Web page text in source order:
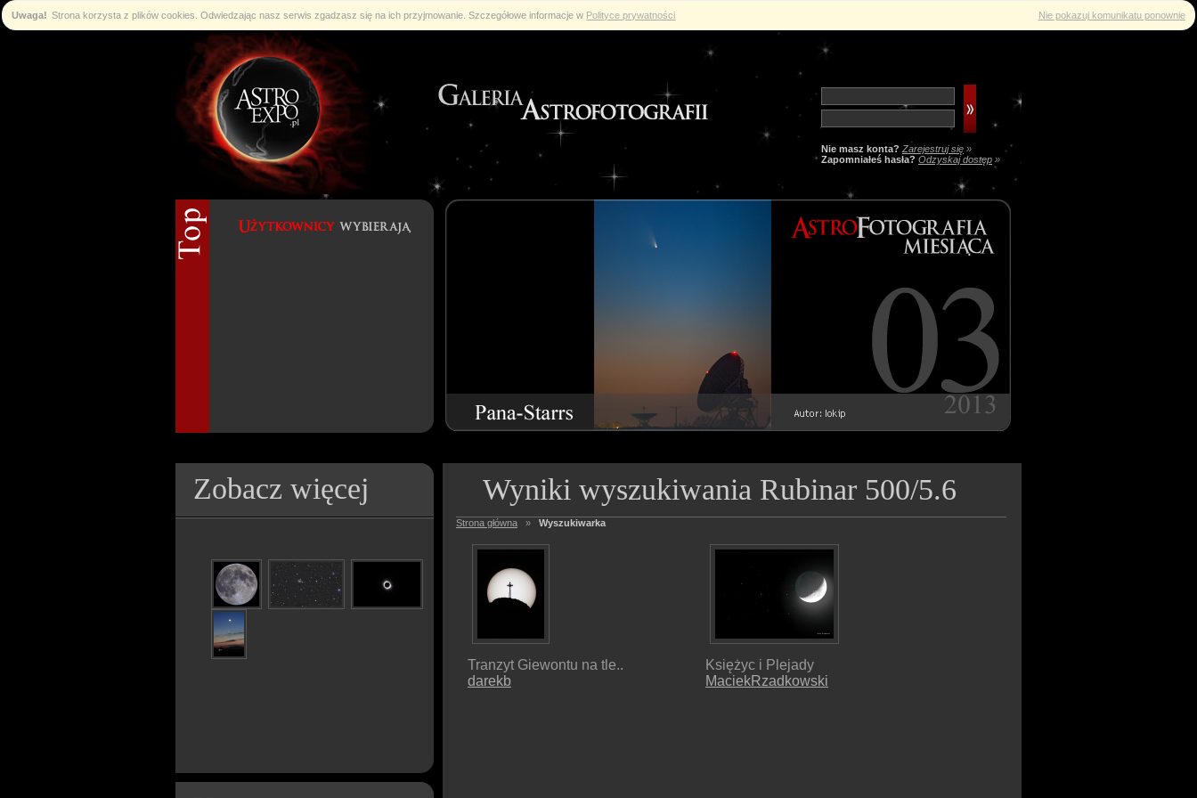
Uwaga! Strona korzysta z plików cookies. Odwiedzając nasz serwis zgadzasz się na ich przyjmowanie. Szczegółowe informacje w Polityce prywatności Nie pokazuj komunikatu ponownie
Nie masz konta? Zarejestruj się »
Zapomniałeś hasła? Odzyskaj dostęp »
Zobacz więcej Wyniki wyszukiwania Rubinar 500/5.6
Strona główna » Wyszukiwarka
Tranzyt Giewontu na tle..
darekb
Księżyc i Plejady
MaciekRzadkowski